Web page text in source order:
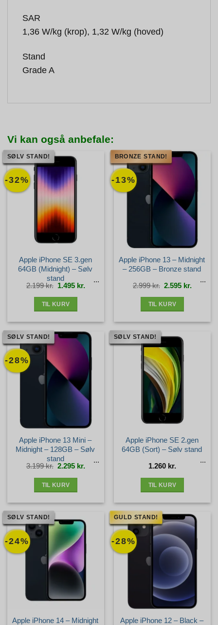
SAR
1,36 W/kg (krop), 1,32 W/kg (hoved)
Stand
Grade A
Vi kan også anbefale:
-32%
SØLV STAND!
Apple iPhone SE 3.gen
64GB (Midnight) – Sølv
stand
2.199kr. Den
oprindelige
pris
1.495 kr. Den
aktuelle
pris
TIL KURV
-13%
BRONZE STAND!
Apple iPhone 13 – Midnight
– 256GB – Bronze stand
2.999kr. Den
oprindelige
pris
2.595 kr. Den
aktuelle
pris
TIL KURV
-28%
SØLV STAND!
Apple iPhone 13 Mini –
Midnight – 128GB – Sølv
stand
3.199kr. Den
oprindelige
pris
2.295 kr. Den
aktuelle
pris
TIL KURV
SØLV STAND!
Apple iPhone SE 2.gen
64GB (Sort) – Sølv stand
1.260 kr.
TIL KURV
-24%
SØLV STAND!
Apple iPhone 14 – Midnight
-28%
GULD STAND!
Apple iPhone 12 – Black –